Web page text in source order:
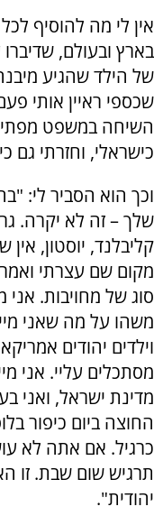
אין לי מה להוסיף
בארץ ובעולם,
שכספי ראיין אותי
השיחה במשפט
כישראלי, וחזרתי גם
וכך הוא הסביר לי:
שלך – זה לא יקרה.
קליבלנד, יוסטון,
מקום שם עצרתי
סוג של מחויבות.
משהו על מה שאני
וילדים יהודים
מסתכלים עליי. אני
מדינת ישראל, ואני
החוצה ביום כיפור
כרגיל. אם אתה לא
תרגיש שום שבת. זו
יהודית".